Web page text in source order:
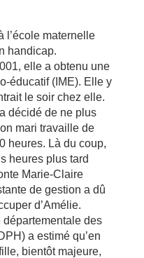
l’école maternelle
handicap.
elle a obtenu une
éducatif (IME). Elle y
le soir chez elle.
décidé de ne plus
mari travaille de
heures. Là du coup,
heures plus tard
Marie-Claire
de gestion a dû
d’Amélie.
départementale des
a estimé qu’en
bientôt majeure,